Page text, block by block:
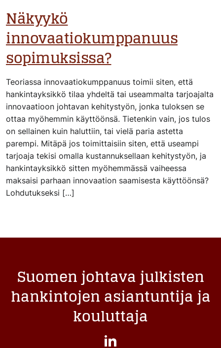
Näkyykö
innovaatiokumppanuus
sopimuksissa?
Teoriassa innovaatiokumppanuus toimii siten, että
hankintayksikkö tilaa yhdeltä tai useammalta tarjoajalta
innovaatioon johtavan kehitystyön, jonka tuloksen se
ottaa myöhemmin käyttöönsä. Tietenkin vain, jos tulos
on sellainen kuin haluttiin, tai vielä paria astetta
parempi. Mitäpä jos toimittaisiin siten, että useampi
tarjoaja tekisi omalla kustannuksellaan kehitystyön, ja
hankintayksikkö sitten myöhemmässä vaiheessa
maksaisi parhaan innovaation saamisesta käyttöönsä?
Lohdutukseksi […]
Suomen johtava julkisten
hankintojen asiantuntija ja
kouluttaja